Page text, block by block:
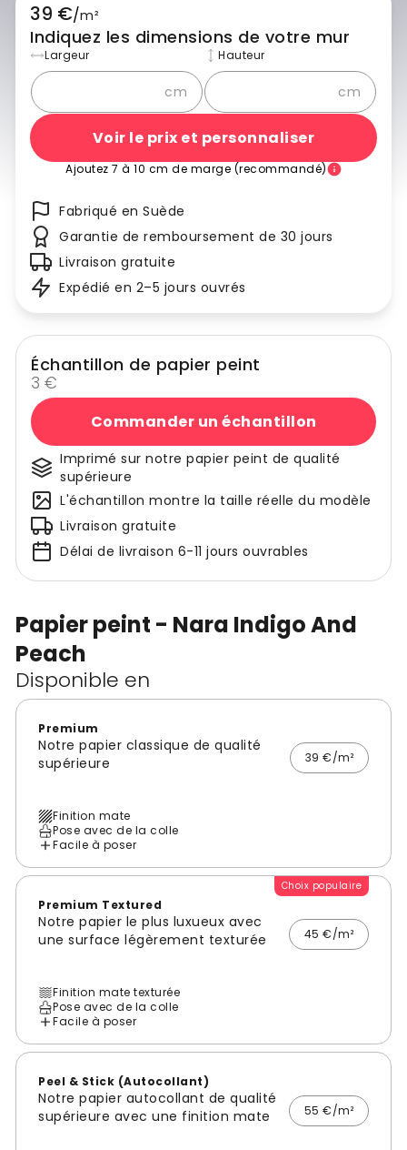
Papier peint - Nara Indigo And
Peach
Disponible en
Premium
Notre papier classique de qualité
supérieure
39 €/m²
Finition mate
Pose avec de la colle
Facile à poser
Choix populaire
Premium Textured
Notre papier le plus luxueux avec
une surface légèrement texturée
45 €/m²
Finition mate texturée
Pose avec de la colle
Facile à poser
Peel & Stick (Autocollant)
Notre papier autocollant de qualité
supérieure avec une finition mate
55 €/m²
39 €/m²
Indiquez les dimensions de votre mur
Largeur
cm
Hauteur
cm
Voir le prix et personnaliser
Ajoutez 7 à 10 cm de marge (recommandé)
Fabriqué en Suède
Garantie de remboursement de 30 jours
Livraison gratuite
Expédié en 2–5 jours ouvrés
Échantillon de papier peint
3 €
Commander un échantillon
Imprimé sur notre papier peint de qualité
supérieure
L'échantillon montre la taille réelle du modèle
Livraison gratuite
Délai de livraison 6-11 jours ouvrables